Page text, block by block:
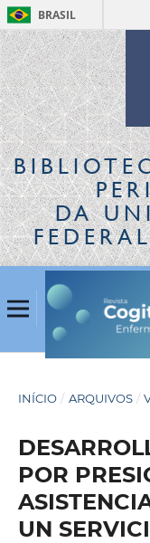
BRASIL
DA
INÍCIO / ARQUIVOS /
POR
UN